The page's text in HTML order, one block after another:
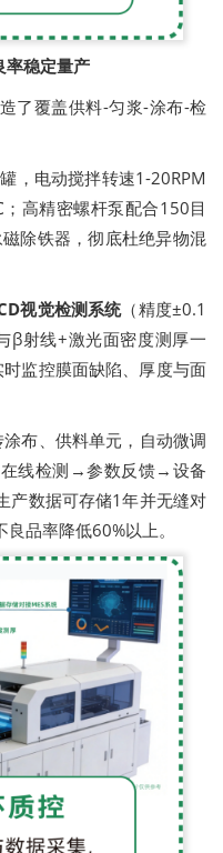
率稳定量产
了覆盖供料-匀浆-涂布-检
，电动搅拌转速1-20RPM
高精密螺杆泵配合150目
除铁器，彻底杜绝异物混
视觉检测系统（精度±0.1
β射线+激光面密度测厚一
监控膜面缺陷、厚度与面
布、供料单元，自动微调
在线检测→参数反馈→设备
产数据可存储1年并无缝对
品率降低60%以上。